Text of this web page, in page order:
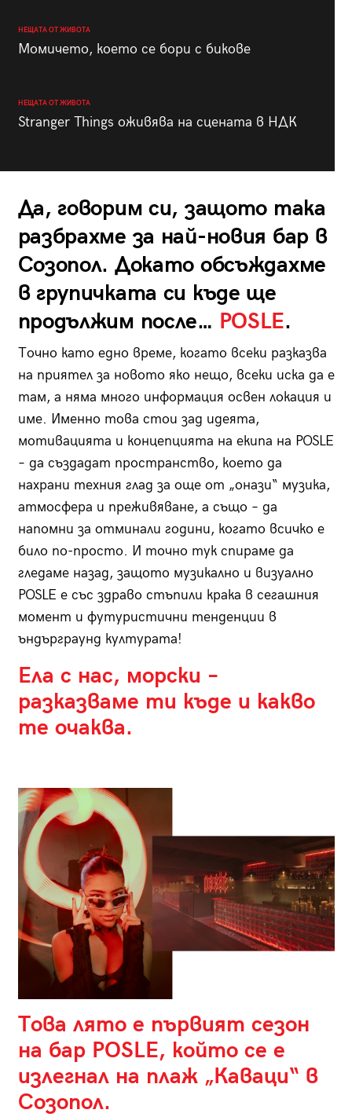
НЕЩАТА ОТ ЖИВОТА
Момичето, което се бори с бикове
НЕЩАТА ОТ ЖИВОТА
Stranger Things оживява на сцената в НДК
Да, говорим си, защото така
разбрахме за най-новия бар в
Созопол. Докато обсъждахме
в групичката си къде ще
продължим после… POSLE.
Точно като едно време, когато всеки разказва
на приятел за новото яко нещо, всеки иска да е
там, а няма много информация освен локация и
име. Именно това стои зад идеята,
мотивацията и концепцията на екипа на POSLE
– да създадат пространство, което да
нахрани техния глад за още от „онази“ музика,
атмосфера и преживяване, а също – да
напомни за отминали години, когато всичко е
било по-просто. И точно тук спираме да
гледаме назад, защото музикално и визуално
POSLE е със здраво стъпили крака в сегашния
момент и футуристични тенденции в
ъндърграунд културата!
Ела с нас, морски –
разказваме ти къде и какво
те очаква.
Това лято е първият сезон
на бар POSLE, който се е
излегнал на плаж „Каваци“ в
Созопол.